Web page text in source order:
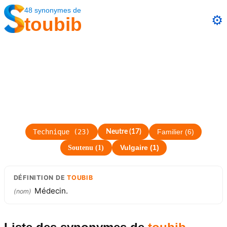
48synonymes de
toubib ⚙️
Technique (23) Neutre(17) Familier(6)
Soutenu (1) Vulgaire(1)
DÉFINITION DETOUBIB
(nom) Médecin.